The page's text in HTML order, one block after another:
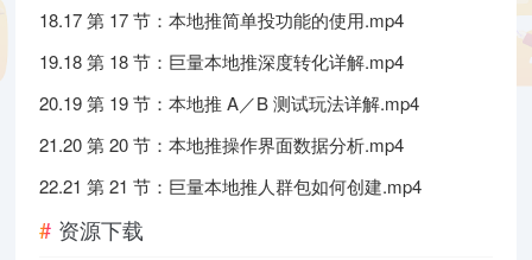
18.17 第 17 节：本地推简单投功能的使用.mp4
19.18 第 18 节：巨量本地推深度转化详解.mp4
20.19 第 19 节：本地推 A／B 测试玩法详解.mp4
21.20 第 20 节：本地推操作界面数据分析.mp4
22.21 第 21 节：巨量本地推人群包如何创建.mp4
资源下载